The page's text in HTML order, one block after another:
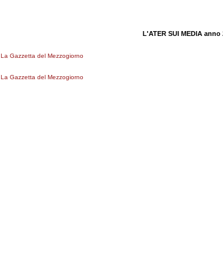
L'ATER SUI MEDIA anno
La Gazzetta del Mezzogiorno
La Gazzetta del Mezzogiorno